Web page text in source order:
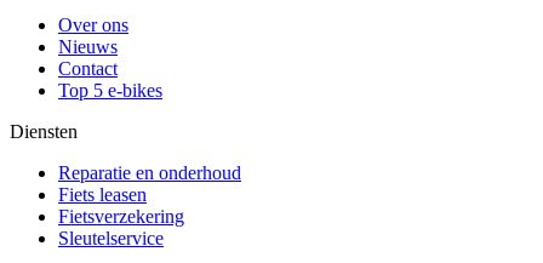
Over ons
Nieuws
Contact
Top 5 e-bikes
Diensten
Reparatie en onderhoud
Fiets leasen
Fietsverzekering
Sleutelservice